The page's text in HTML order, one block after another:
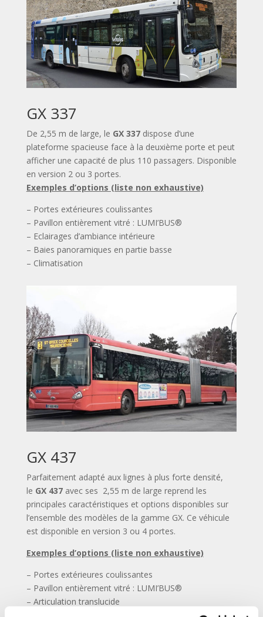
GX 337
De 2,55 m de large, le GX 337dispose d’une
plateforme spacieuse face à la deuxième porte et peut
afficher une capacité de plus 110 passagers. Disponible
en version 2 ou 3 portes.
Exemples d’options (liste non exhaustive)
– Portes extérieures coulissantes
– Pavillon entièrement vitré : LUMI’BUS®
– Eclairages d’ambiance intérieure
– Baies panoramiques en partie basse
– Climatisation
GX 437
Parfaitement adapté aux lignes à plus forte densité,
le GX 437 avec ses 2,55 m de large reprend les
principales caractéristiques et options disponibles sur
l’ensemble des modèles de la gamme GX. Ce véhicule
est disponible en version 3 ou 4 portes.
Exemples d’options (liste non exhaustive)
– Portes extérieures coulissantes
– Pavillon entièrement vitré : LUMI’BUS®
– Articulation translucide